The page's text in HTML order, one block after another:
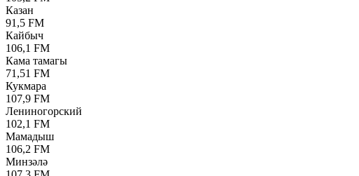
Казан
91,5 FM
Кайбыч
106,1 FM
Кама тамагы
71,51 FM
Кукмара
107,9 FM
Лениногорский
102,1 FM
Мамадыш
106,2 FM
Минзәлә